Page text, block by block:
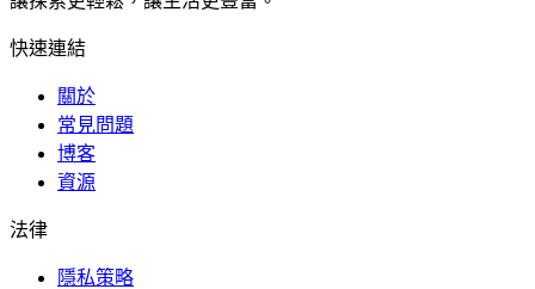
快速連結
關於
常見問題
博客
資源
法律
隱私策略